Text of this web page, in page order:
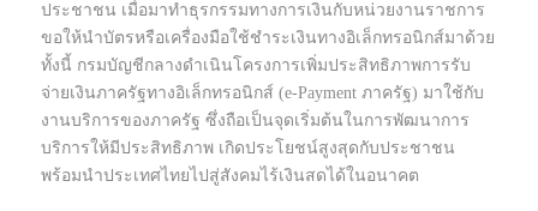
ประชาชน เมื่อมาทำธุรกรรมทางการเงินกับหน่วยงานราชการ
ขอให้นำบัตรหรือเครื่องมือใช้ชำระเงินทางอิเล็กทรอนิกส์มาด้วย
ทั้งนี้ กรมบัญชีกลางดำเนินโครงการเพิ่มประสิทธิภาพการรับ
จ่ายเงินภาครัฐทางอิเล็กทรอนิกส์ (e-Payment ภาครัฐ) มาใช้กับ
งานบริการของภาครัฐ ซึ่งถือเป็นจุดเริ่มต้นในการพัฒนาการ
บริการให้มีประสิทธิภาพ เกิดประโยชน์สูงสุดกับประชาชน
พร้อมนำประเทศไทยไปสู่สังคมไร้เงินสดได้ในอนาคต